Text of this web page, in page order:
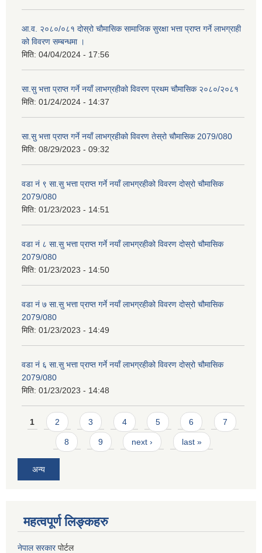
आ.व. २०८०/०८१ दोस्रो चौमासिक सामाजिक सुरक्षा भत्ता प्राप्त गर्ने लाभग्राही
को विवरण सम्बन्धमा ।
मिति: 04/04/2024 - 17:56
सा.सु भत्ता प्राप्त गर्ने नयाँ लाभग्रहीको विवरण प्रथम चौमासिक २०८०/२०८१
मिति: 01/24/2024 - 14:37
सा.सु भत्ता प्राप्त गर्ने नयाँ लाभग्रहीको विवरण तेस्रो चौमासिक 2079/080
मिति: 08/29/2023 - 09:32
वडा नं ९ सा.सु भत्ता प्राप्त गर्ने नयाँ लाभग्रहीको विवरण दोस्रो चौमासिक
2079/080
मिति: 01/23/2023 - 14:51
वडा नं ८ सा.सु भत्ता प्राप्त गर्ने नयाँ लाभग्रहीको विवरण दोस्रो चौमासिक
2079/080
मिति: 01/23/2023 - 14:50
वडा नं ७ सा.सु भत्ता प्राप्त गर्ने नयाँ लाभग्रहीको विवरण दोस्रो चौमासिक
2079/080
मिति: 01/23/2023 - 14:49
वडा नं ६ सा.सु भत्ता प्राप्त गर्ने नयाँ लाभग्रहीको विवरण दोस्रो चौमासिक
2079/080
मिति: 01/23/2023 - 14:48
Pages
1 2 3 4 5 6 7
8 9 next › last »
अन्य
महत्वपूर्ण लिङ्कहरु
नेपाल सरकारपोर्टल